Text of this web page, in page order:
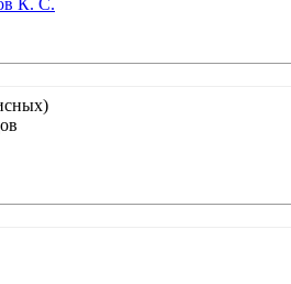
К. С.